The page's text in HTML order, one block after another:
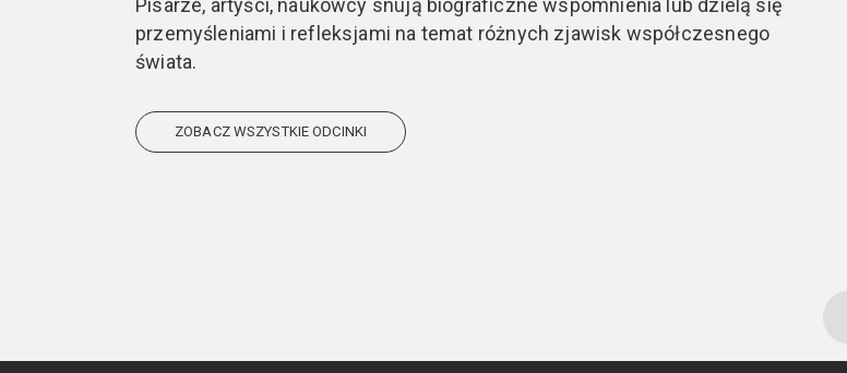
Pisarze, artyści, naukowcy snują biograficzne wspomnienia lub dzielą się
przemyśleniami i refleksjami na temat różnych zjawisk współczesnego
świata.
ZOBACZ WSZYSTKIE ODCINKI